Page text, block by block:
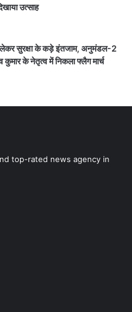
उत्साह
लेकर सुरक्षा के कड़े इंतजाम, अनुमंडल-2
कुमार के नेतृत्व में निकला फ्लैग मार्च
top-rated news agency in